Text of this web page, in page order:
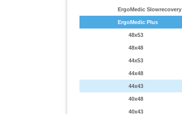
ErgoMedic Slowrecovery
ErgoMedic Plus
48x53
48x48
44x53
44x48
44x43
40x48
40x43